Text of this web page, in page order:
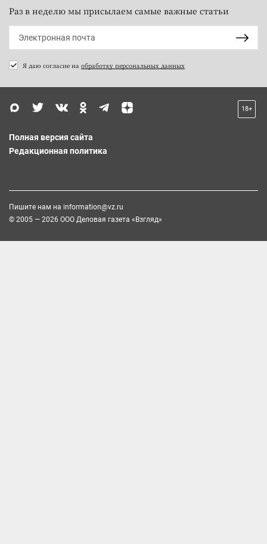
Раз в неделю мы присылаем самые важные статьи
Я даю согласие на обработку персональных данных
18+
Полная версия сайта
Редакционная политика
Пишите нам на information@vz.ru
© 2005 — 2026 ООО Деловая газета «Взгляд»